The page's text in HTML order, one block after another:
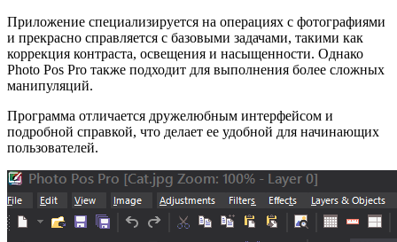
Приложение специализируется на операциях с фотографиями
и прекрасно справляется с базовыми задачами, такими как
коррекция контраста, освещения и насыщенности. Однако
Photo Pos Pro также подходит для выполнения более сложных
манипуляций.
Программа отличается дружелюбным интерфейсом и
подробной справкой, что делает ее удобной для начинающих
пользователей.